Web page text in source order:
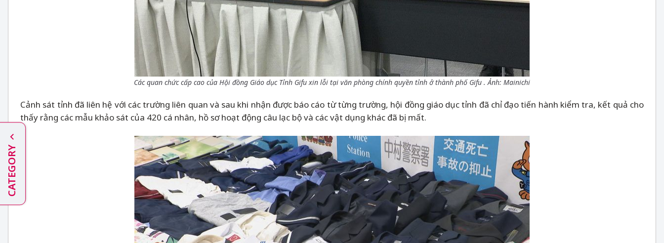
Các quan chức cấp cao của Hội đồng Giáo dục Tỉnh Gifu xin lỗi tại văn phòng chính quyền tỉnh ở thành phố Gifu . Ảnh: Mainichi
Cảnh sát tỉnh đã liên hệ với các trường liên quan và sau khi nhận được báo cáo từ từng trường, hội đồng giáo dục tỉnh đã chỉ đạo tiến hành kiểm tra, kết quả cho
thấy rằng các mẫu khảo sát của 420 cá nhân, hồ sơ hoạt động câu lạc bộ và các vật dụng khác đã bị mất.
CATEGORY